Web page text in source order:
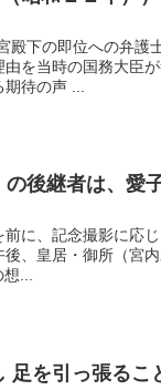
下の即位への弁護
を当時の国務大臣
待の声 ...
後継者は、愛
に、記念撮影に応
、皇居・御所（宮
...
足を引っ張るこ